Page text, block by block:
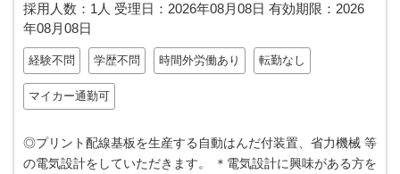
採用人数：1人 受理日： 2026年08月08日 有効期限： 2026
年08月08日
経験不問 学歴不問 時間外労働あり 転勤なし
マイカー通勤可
◎プリント配線基板を生産する自動はんだ付装置、省力機械 等
の電気設計をしていただきます。 ＊電気設計に興味がある方を